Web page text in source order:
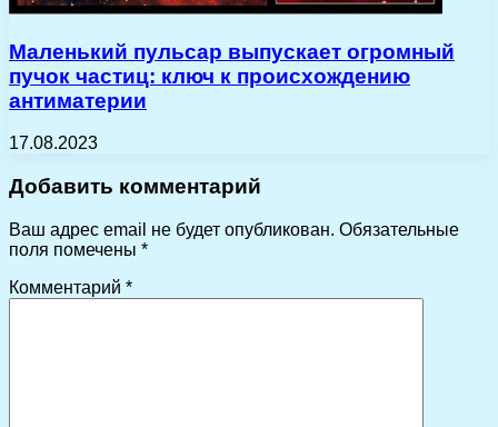
Маленький пульсар выпускает огромный
пучок частиц: ключ к происхождению
антиматерии
17.08.2023
Добавить комментарий
Ваш адрес email не будет опубликован. Обязательные
поля помечены *
Комментарий *